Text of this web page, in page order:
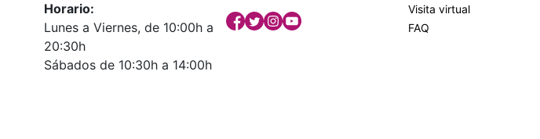
Horario:
Lunes a Viernes, de 10:00h a
20:30h
Sábados de 10:30h a 14:00h
Visita virtual
FAQ